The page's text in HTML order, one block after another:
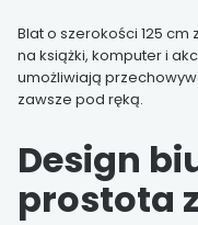
Blat o szerokości 125
na książki, komputer i
umożliwiają
zawsze pod ręką.
Design
prostota